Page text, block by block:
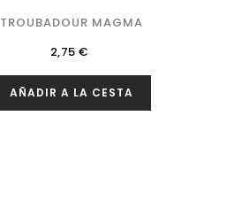
TROUBADOUR MAGMA
Precio
2,75 €
AÑADIR A LA CESTA